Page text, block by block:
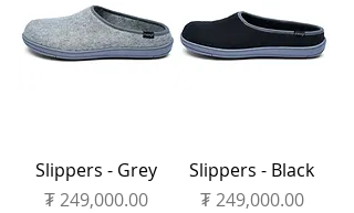
Slippers - Grey
Price
₮ 249,000.00
Slippers - Black
Price
₮ 249,000.00